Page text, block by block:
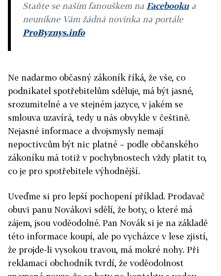
Staňte se naším fanouškem na Facebookua
neunikne Vám žádná novinka na portále
ProByznys.info
Ne nadarmo občasný zákoník říká, že vše, co
podnikatel spotřebitelům sděluje, má být jasné,
srozumitelné a ve stejném jazyce, v jakém se
smlouva uzavírá, tedy u nás obvykle v češtině.
Nejasné informace a dvojsmysly nemají
nepoctivcům být nic platné – podle občanského
zákoníku má totiž v pochybnostech vždy platit to,
co je pro spotřebitele výhodnější.
Uveďme si pro lepší pochopení příklad. Prodavač
obuvi panu Novákovi sdělí, že boty, o které má
zájem, jsou voděodolné. Pan Novák si je na základě
této informace koupí, ale po vycházce v lese zjistí,
že projde-li vysokou travou, má mokré nohy. Při
reklamaci obchodník tvrdí, že voděodolnost